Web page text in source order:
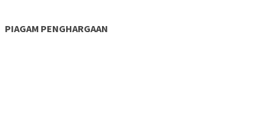
PIAGAM PENGHARGAAN